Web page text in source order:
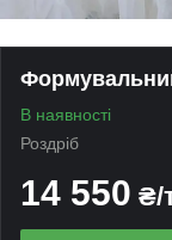
В наявності
Роздріб
14 550 ₴/